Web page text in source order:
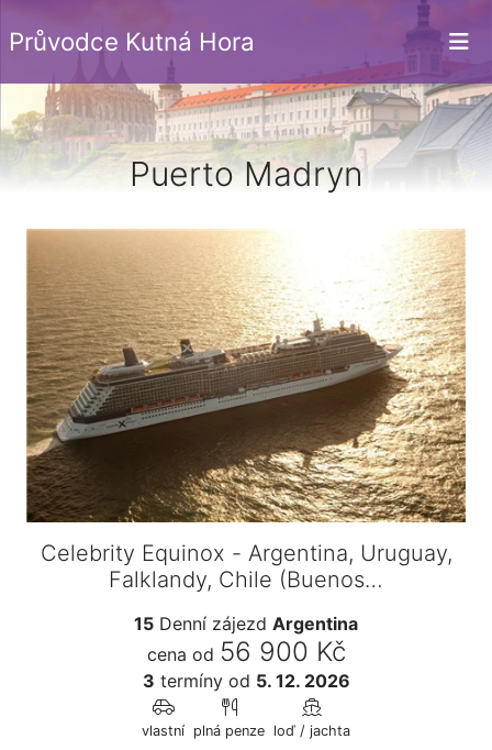
Průvodce Kutná Hora
Puerto Madryn
Celebrity Equinox - Argentina, Uruguay,
Falklandy, Chile (Buenos…
15 Denní zájezd Argentina
cena od 56 900 Kč
3 termínyod 5. 12. 2026
vlastní plná penze loď / jachta